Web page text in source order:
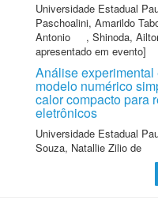
Universidade Estadual
Paschoalini, Amarildo
Antonio
, Shinoda,
apresentado em evento]
Análise
modelo numérico
calor compacto para
eletrônicos
Universidade Estadual
Souza, Natallie Zilio de